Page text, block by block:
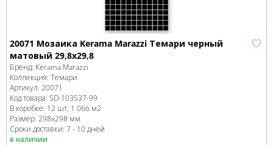
20071 Мозаика Kerama Marazzi Темари черный
матовый 29,8х29,8
Бренд: Kerama Marazzi
Коллекция: Темари
Артикул: 20071
Код товара: SD-103537-99
В коробке: 12 шт, 1.066 м2
Размер: 298x298 мм
Сроки доставки: 7 - 10 дней
в наличии